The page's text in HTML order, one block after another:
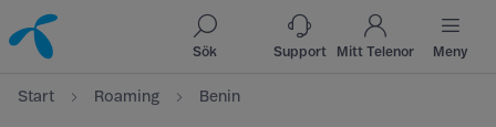
Till innehåll
Till sök
Sök Support Mitt Telenor Meny
Start Roaming Benin